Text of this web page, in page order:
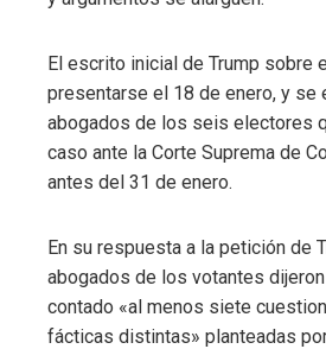
El escrito inicial de Trump sobre
presentarse el 18 de enero, y se
abogados de los seis electores
caso ante la Corte Suprema de
antes del 31 de enero.
En su respuesta a la petición de
abogados de los votantes
contado «al menos siete
fácticas distintas» planteadas